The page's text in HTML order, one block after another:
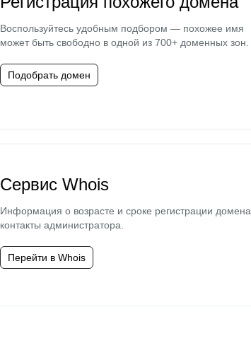
Воспользуйтесь удобным подбором — похожее имя
может быть свободно в одной из 700+ доменных зон.
Подобрать домен
Сервис Whois
Информация о возрасте и сроке регистрации домена,
контакты администратора.
Перейти в Whois